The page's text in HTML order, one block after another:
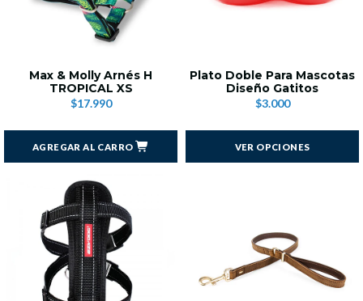
Max & Molly Arnés H
TROPICAL XS
$17.990
AGREGAR AL CARRO
Plato Doble Para Mascotas
Diseño Gatitos
$3.000
VER OPCIONES